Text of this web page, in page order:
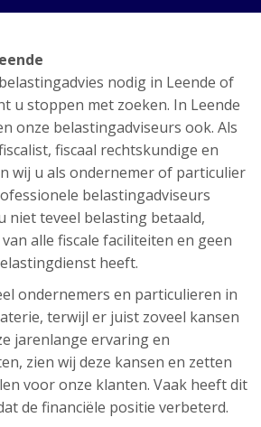
nodig in Leende of
u stoppen met zoeken. In Leende
onze belastingadviseurs ook. Als
fiscaal rechtskundige en
wij u als ondernemer of particulier
belastingadviseurs
niet teveel belasting betaald,
alle fiscale faciliteiten en geen
heeft.
ondernemers en particulieren in
terwijl er juist zoveel kansen
jarenlange ervaring en
zien wij deze kansen en zetten
voor onze klanten. Vaak heeft dit
de financiële positie verbeterd.